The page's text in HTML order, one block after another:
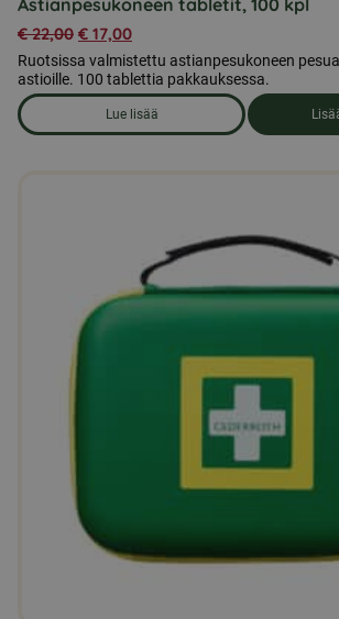
Astianpesukoneen tabletit, 100 kpl
€22,00 € 17,00
Ruotsissa valmistettu astianpesukoneen
astioille. 100 tablettia pakkauksessa.
Lue lisää
om produkten Astianpesukoneen